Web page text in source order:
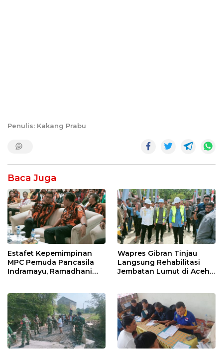
Penulis: Kakang Prabu
Baca Juga
Estafet Kepemimpinan
MPC Pemuda Pancasila
Indramayu, Ramadhani
Muscablub
Wapres Gibran Tinjau
Langsung Rehabilitasi
Jembatan Lumut di Aceh